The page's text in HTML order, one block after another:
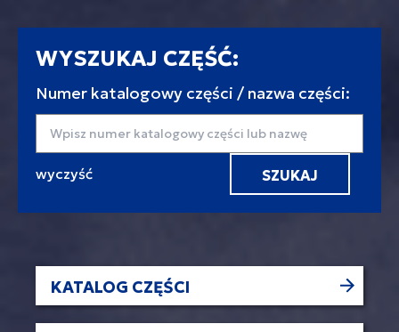
WYSZUKAJ CZĘŚĆ:
Numer katalogowy części / nazwa części:
Wyszukaj
KATALOG CZĘŚCI